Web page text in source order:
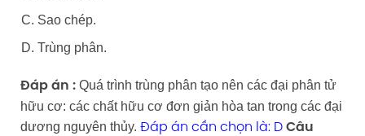
Sao chép.
Trùng phân.
Đáp án :Quá trình trùng phân tạo nên các đại phân tử
hữu cơ: các chất hữu cơ đơn giản hòa tan trong các đại
dương nguyên thủy. Đáp án cần chọn là: D Câu